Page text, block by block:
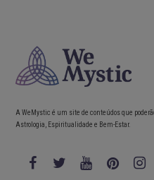
A WeMystic é um site de conteúdos que
Astrologia, Espiritualidade e Bem-Estar.